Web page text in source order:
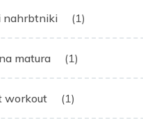
nahrbtniki (1)
matura (1)
workout (1)